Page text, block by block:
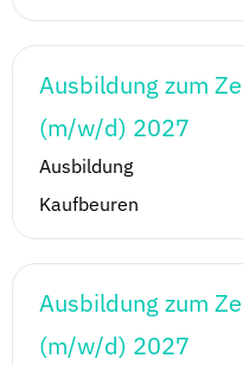
Ausbildung zum
(m/w/d) 2027
Ausbildung
Kaufbeuren
Ausbildung zum
(m/w/d) 2027